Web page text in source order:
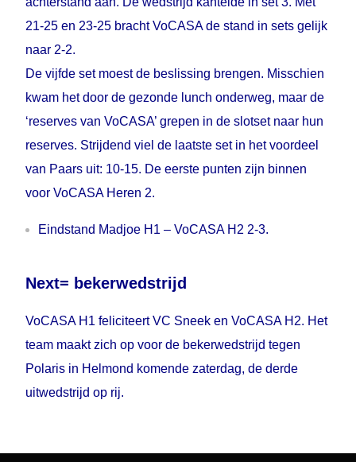
21-25 en 23-25 bracht VoCASA de stand in sets gelijk
naar 2-2.
De vijfde set moest de beslissing brengen. Misschien
kwam het door de gezonde lunch onderweg, maar de
‘reserves van VoCASA’ grepen in de slotset naar hun
reserves. Strijdend viel de laatste set in het voordeel
van Paars uit: 10-15. De eerste punten zijn binnen
voor VoCASA Heren 2.
Eindstand Madjoe H1 – VoCASA H2 2-3.
Next= bekerwedstrijd
VoCASA H1 feliciteert VC Sneek en VoCASA H2. Het
team maakt zich op voor de bekerwedstrijd tegen
Polaris in Helmond komende zaterdag, de derde
uitwedstrijd op rij.